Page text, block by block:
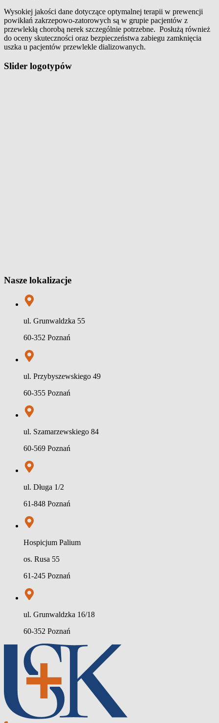
Wysokiej jakości dane dotyczące optymalnej terapii w prewencji
powikłań zakrzepowo-zatorowych są w grupie pacjentów z
przewlekłą chorobą nerek szczególnie potrzebne. Posłużą również
do oceny skuteczności oraz bezpieczeństwa zabiegu zamknięcia
uszka u pacjentów przewlekle dializowanych.
Slider logotypów
Nasze lokalizacje
ul. Grunwaldzka 55
60-352 Poznań
ul. Przybyszewskiego 49
60-355 Poznań
ul. Szamarzewskiego 84
60-569 Poznań
ul. Długa 1/2
61-848 Poznań
Hospicjum Palium
os. Rusa 55
61-245 Poznań
ul. Grunwaldzka 16/18
60-352 Poznań